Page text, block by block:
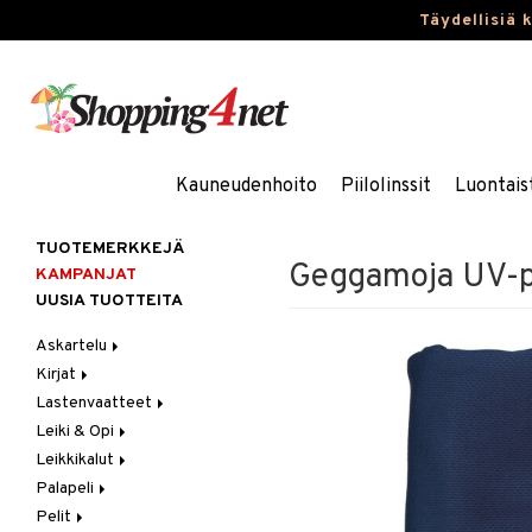
Täydellisiä
Kauneudenhoito Piilolinssit
Geggamoja
TUOTEMERKKEJÄ
KAMPANJAT
UUSIA TUOTTEITA
Askartelu
Askartelumateriaalit
Askartelusetti
Helmet
Koulutarvikkeet
Muovailuvaha
Piirrä ja maalaa
Kirjat
Askartelukirjat
Maalauskirjat
Päiväkirjat
Lastenvaatteet
Alaosat
Leggingsit
Alusvaatteet & Sukat
Kengät
Mekot
Leiki & Opi
Opetuslelut
Oppimispelit
Soittimet
Leikkikalut
Ajoneuvot
Autoradat
Eläimet
Palapeli
1000 palaa
Pelit